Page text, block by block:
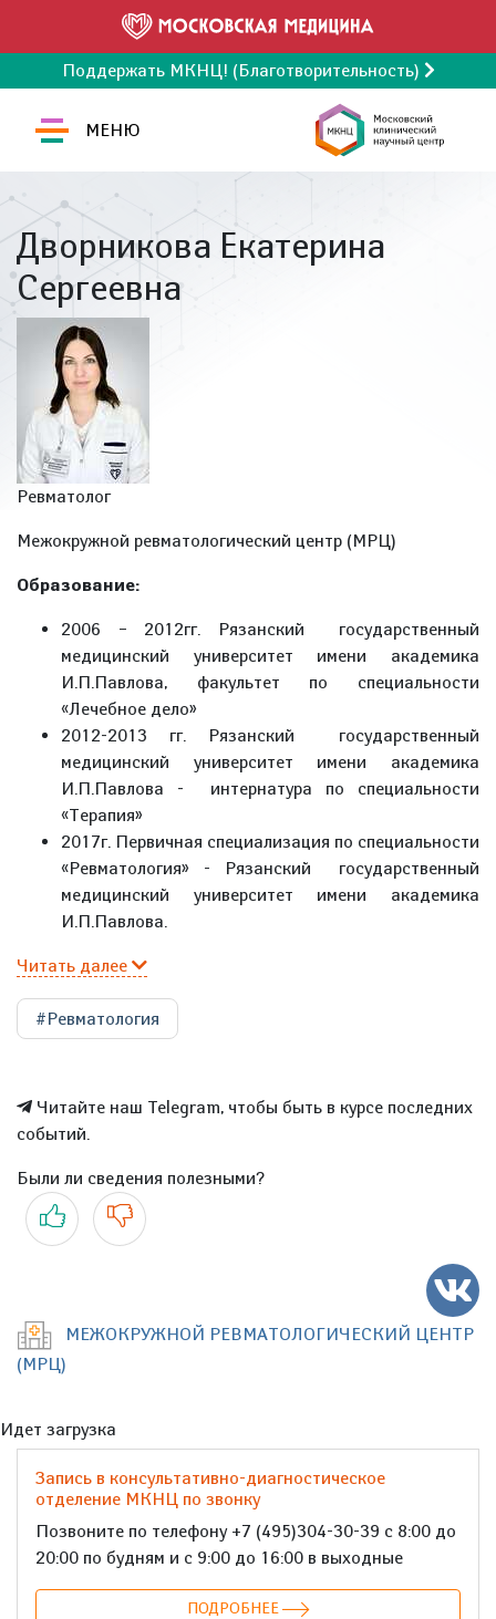
Поддержать МКНЦ! (Благотворительность)
МЕНЮ
Дворникова Екатерина
Сергеевна
Ревматолог
Межокружной ревматологический центр (МРЦ)
Образование:
2006 – 2012гг. Рязанский государственный
медицинский университет имени академика
И.П.Павлова, факультет по специальности
«Лечебное дело»
2012-2013 гг. Рязанский государственный
медицинский университет имени академика
И.П.Павлова - интернатура по специальности
«Терапия»
2017г. Первичная специализация по специальности
«Ревматология» - Рязанский государственный
медицинский университет имени академика
И.П.Павлова.
Читать далее
#Ревматология
Читайте наш Telegram, чтобы быть в курсе последних
событий.
Были ли сведения полезными?
Да Нет
МЕЖОКРУЖНОЙ РЕВМАТОЛОГИЧЕСКИЙ ЦЕНТР
(МРЦ)
Идет загрузка
Запись в консультативно-диагностическое
отделение МКНЦ по звонку
Позвоните по телефону +7 (495)304-30-39 с 8:00 до
20:00 по будням и с 9:00 до 16:00 в выходные
ПОДРОБНЕЕ